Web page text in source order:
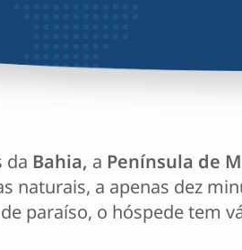
da Bahia, a Península de
naturais, a apenas dez
paraíso, o hóspede tem